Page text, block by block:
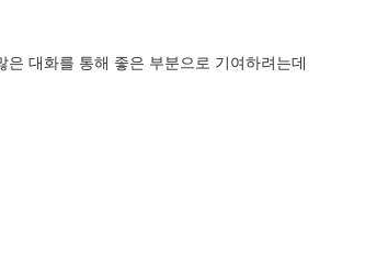
대화를 통해 좋은 부분으로 기여하려는데